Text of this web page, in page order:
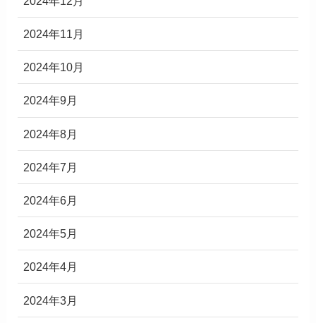
2024年11月
2024年10月
2024年9月
2024年8月
2024年7月
2024年6月
2024年5月
2024年4月
2024年3月